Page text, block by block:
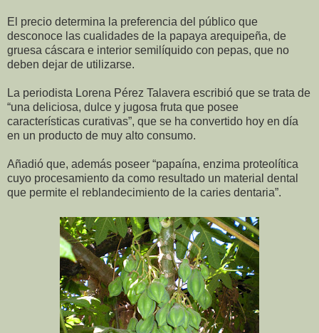
El precio determina la preferencia del público que
desconoce las cualidades de la papaya arequipeña, de
gruesa cáscara e interior semilíquido con pepas, que no
deben dejar de utilizarse.
La periodista Lorena Pérez Talavera escribió que se trata de
“una deliciosa, dulce y jugosa fruta que posee
características curativas”, que se ha convertido hoy en día
en un producto de muy alto consumo.
Añadió que, además poseer “papaína, enzima proteolítica
cuyo procesamiento da como resultado un material dental
que permite el reblandecimiento de la caries dentaria”.